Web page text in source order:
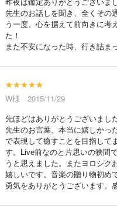
先生のお話しを聞き、全くその
う一度、心を据えて前向きに考
た！
また不安になった時、行き詰ま
★★★★★
W様 2015/11/29
先ほどはありがとうございま
先生のお言葉、本当に嬉しかっ
で表現して癒すことを目指して
す。Live前なのと片思いの狭間
うと思えました。またヨロシク
嬉しいです。音楽の贈り物初め
勇気をありがとうございます。